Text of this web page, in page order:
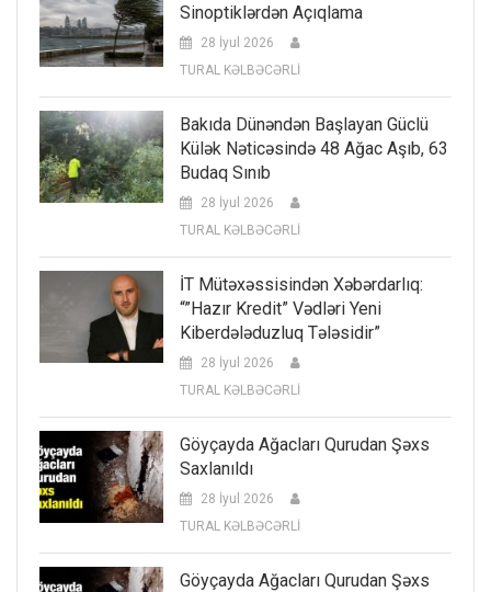
Sinoptiklərdən Açıqlama
28 İyul 2026
TURAL KƏLBƏCƏRLİ
Bakıda Dünəndən Başlayan Güclü
Külək Nəticəsində 48 Ağac Aşıb, 63
Budaq Sınıb
28 İyul 2026
TURAL KƏLBƏCƏRLİ
İT Mütəxəssisindən Xəbərdarlıq:
“”Hazır Kredit” Vədləri Yeni
Kiberdələduzluq Tələsidir”
28 İyul 2026
TURAL KƏLBƏCƏRLİ
Göyçayda Ağacları Qurudan Şəxs
Saxlanıldı
28 İyul 2026
TURAL KƏLBƏCƏRLİ
Göyçayda Ağacları Qurudan Şəxs